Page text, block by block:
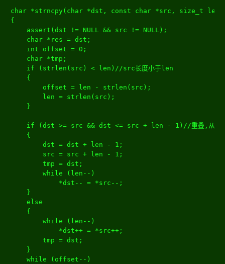
char *strncpy( char *dst , const char *src , size_t len
{
	assert
(dst != NULL && src != NULL );
char * res = dst ;
int offset = 0 ;
char *tmp ;
if
( strlen ( src ) < len ) //src长度小于len
{
		offset
= len - strlen ( src );
		len
= strlen ( src );
}
if (dst >= src && dst <= src + len - 1 ) //重叠,从后
{
		dst
= dst + len - 1 ;
		src
= src + len - 1 ;
		tmp
= dst ;
while
( len --)
*dst -- = *src --;
}
else
{
while
( len --)
*dst++ = *src++;
		tmp
= dst ;
}
while
( offset --)